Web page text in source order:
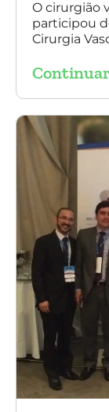
O cirurgião
participou
Cirurgia
multilayer